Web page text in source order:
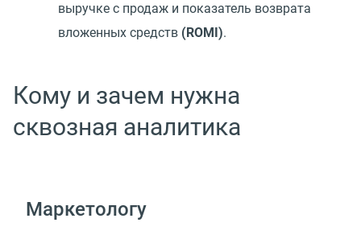
выручке с продаж и показатель возврата
вложенных средств (ROMI).
Кому и зачем нужна
сквозная аналитика
Маркетологу